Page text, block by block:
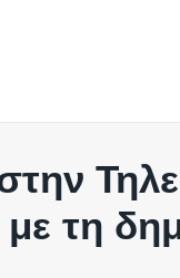
τη